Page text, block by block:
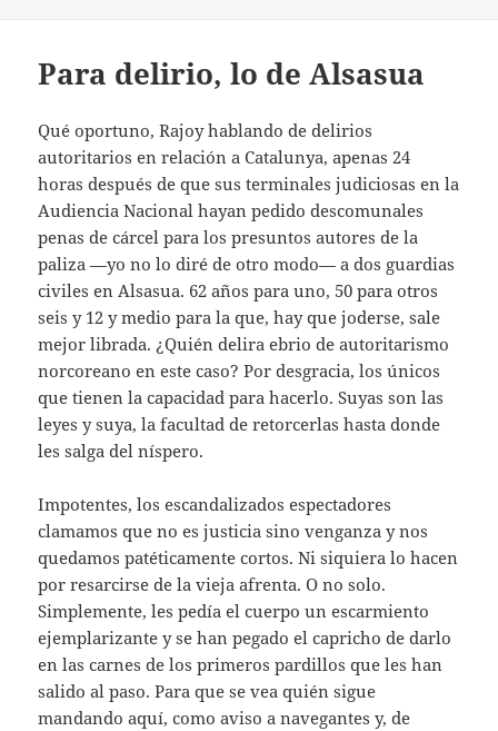
Para delirio, lo de Alsasua
Qué oportuno, Rajoy hablando de delirios
autoritarios en relación a Catalunya, apenas 24
horas después de que sus terminales judiciosas en la
Audiencia Nacional hayan pedido descomunales
penas de cárcel para los presuntos autores de la
paliza —yo no lo diré de otro modo— a dos guardias
civiles en Alsasua. 62 años para uno, 50 para otros
seis y 12 y medio para la que, hay que joderse, sale
mejor librada. ¿Quién delira ebrio de autoritarismo
norcoreano en este caso? Por desgracia, los únicos
que tienen la capacidad para hacerlo. Suyas son las
leyes y suya, la facultad de retorcerlas hasta donde
les salga del níspero.
Impotentes, los escandalizados espectadores
clamamos que no es justicia sino venganza y nos
quedamos patéticamente cortos. Ni siquiera lo hacen
por resarcirse de la vieja afrenta. O no solo.
Simplemente, les pedía el cuerpo un escarmiento
ejemplarizante y se han pegado el capricho de darlo
en las carnes de los primeros pardillos que les han
salido al paso. Para que se vea quién sigue
mandando aquí, como aviso a navegantes y, de